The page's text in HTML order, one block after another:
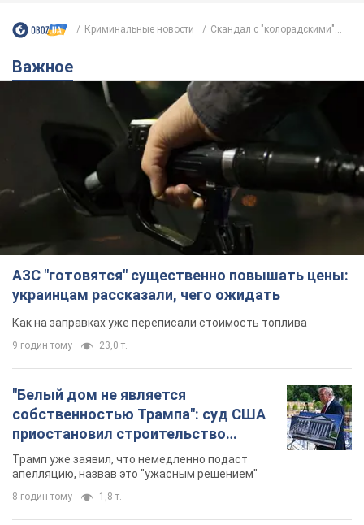
Криминальные новости Скандал с "колорадскими"...
Важное
АЗС "готовятся" существенно повышать цены:
украинцам рассказали, чего ожидать
Как на заправках уже переписали стоимость топлива
9 годин тому 23,0 т.
"Белый дом не является
собственностью Трампа": суд США
приостановил строительство
бального зала стоимостью 400 млн
долларов
Трамп уже заявил, что немедленно подаст
апелляцию, назвав это "ужасным решением"
8 годин тому 1,8 т.